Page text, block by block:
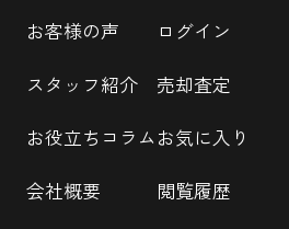
お客様の声
スタッフ紹介
お役立ちコラム
会社概要
ログイン
売却査定
お気に入り
閲覧履歴